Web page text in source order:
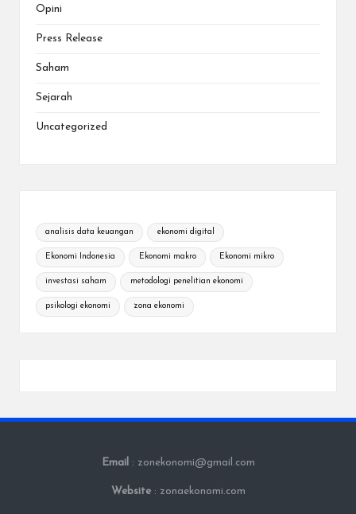
Opini
Press Release
Saham
Sejarah
Uncategorized
analisis data keuangan ekonomi digital
Ekonomi Indonesia Ekonomi makro Ekonomi mikro
investasi saham metodologi penelitian ekonomi
psikologi ekonomi zona ekonomi
Email : zonekonomi@gmail.com
Website : zonaekonomi.com